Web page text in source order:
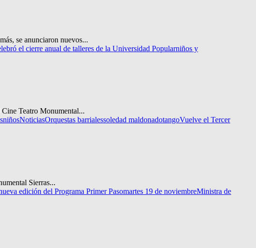
se anunciaron nuevos...
el cierre anual de talleres de la Universidad Popularniños y
Cine Teatro Monumental...
niñosNoticiasOrquestas barrialessoledad maldonadotangoVuelve el Tercer
Sierras...
edición del Programa Primer Pasomartes 19 de noviembreMinistra de